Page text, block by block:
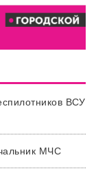
ВСУ
МЧС